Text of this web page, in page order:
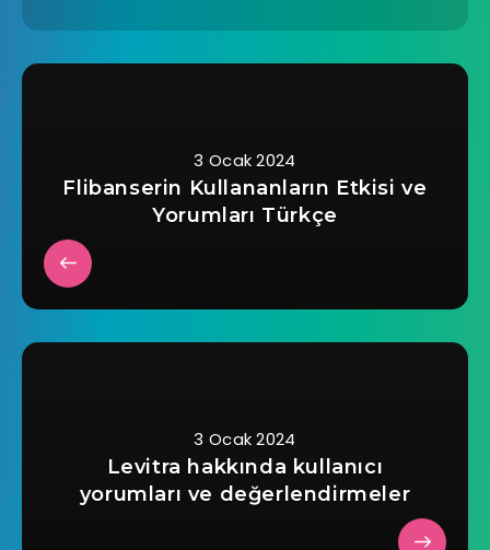
3 Ocak 2024
Flibanserin Kullananların Etkisi ve
Yorumları Türkçe
3 Ocak 2024
Levitra hakkında kullanıcı
yorumları ve değerlendirmeler